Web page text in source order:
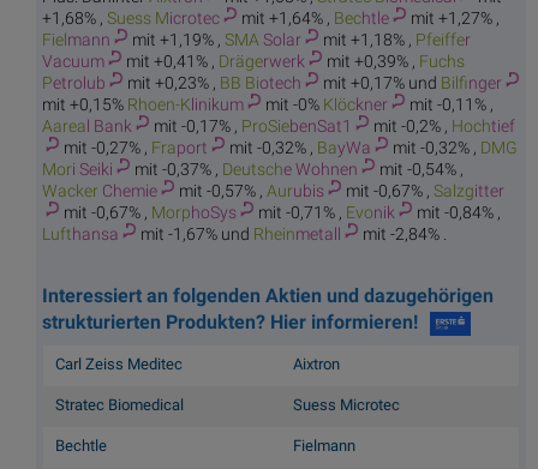
+1,68% , Suess Microtec mit +1,64% , Bechtle
mit +1,27% ,
Fielmann mit +1,19% , SMA Solar mit +1,18% , Pfeiffer
Vacuum
mit +0,41% , Drägerwerk mit +0,39% , Fuchs
Petrolub mit +0,23% , BB Biotech mit +0,17% und Bilfinger
mit +0,15% Rhoen-Klinikum mit -0% Klöckner
mit -0,11% ,
Aareal Bank mit -0,17% , ProSiebenSat1 mit -0,2% , Hochtief
mit -0,27% , Fraport mit -0,32% , BayWa mit -0,32% , DMG
Mori Seiki mit -0,37% , Deutsche Wohnen
mit -0,54% ,
Wacker Chemie mit -0,57% , Aurubis mit -0,67% , Salzgitter
mit -0,67% , MorphoSys mit -0,71% , Evonik
mit -0,84% ,
Lufthansa mit -1,67% und Rheinmetall mit -2,84% .
Interessiert an folgenden Aktien und dazugehörigen
strukturierten Produkten? Hier informieren!
Carl Zeiss Meditec Aixtron
Stratec Biomedical Suess Microtec
Bechtle Fielmann